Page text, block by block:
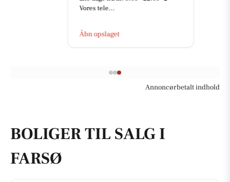
Vores tele...
Åbn opslaget
Annoncørbetalt indhold
BOLIGER TIL SALG I
FARSØ